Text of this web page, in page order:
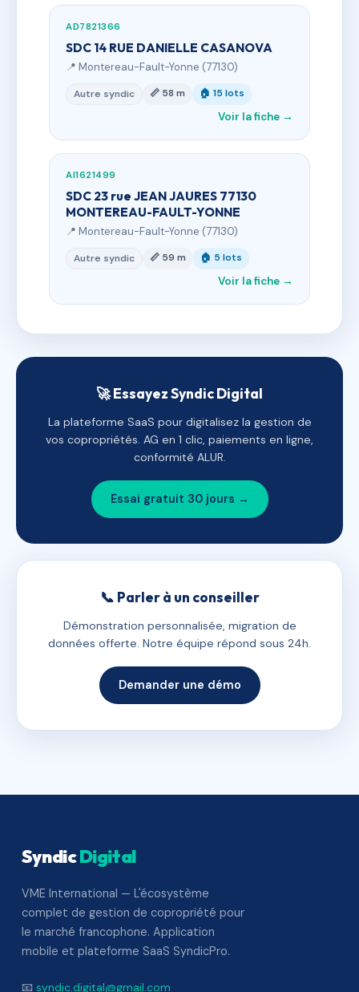
AD7821366
SDC 14 RUE DANIELLE CASANOVA
📍 Montereau-Fault-Yonne (77130)
Autre syndic 📏 58 m 🏠 15 lots
Voir la fiche →
AI1621499
SDC 23 rue JEAN JAURES 77130
MONTEREAU-FAULT-YONNE
📍 Montereau-Fault-Yonne (77130)
Autre syndic 📏 59 m 🏠 5 lots
Voir la fiche →
🚀 Essayez Syndic Digital
La plateforme SaaS pour digitalisez la gestion de
vos copropriétés. AG en 1 clic, paiements en ligne,
conformité ALUR.
Essai gratuit 30 jours →
📞 Parler à un conseiller
Démonstration personnalisée, migration de
données offerte. Notre équipe répond sous 24h.
Demander une démo
SyndicDigital
VME International — L'écosystème
complet de gestion de copropriété pour
le marché francophone. Application
mobile et plateforme SaaS SyndicPro.
📧 syndic.digital@gmail.com